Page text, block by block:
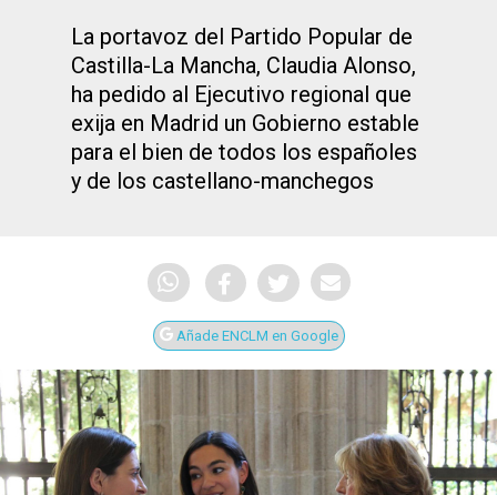
La portavoz del Partido Popular de
Castilla-La Mancha, Claudia Alonso,
ha pedido al Ejecutivo regional que
exija en Madrid un Gobierno estable
para el bien de todos los españoles
y de los castellano-manchegos
Añade ENCLM en Google